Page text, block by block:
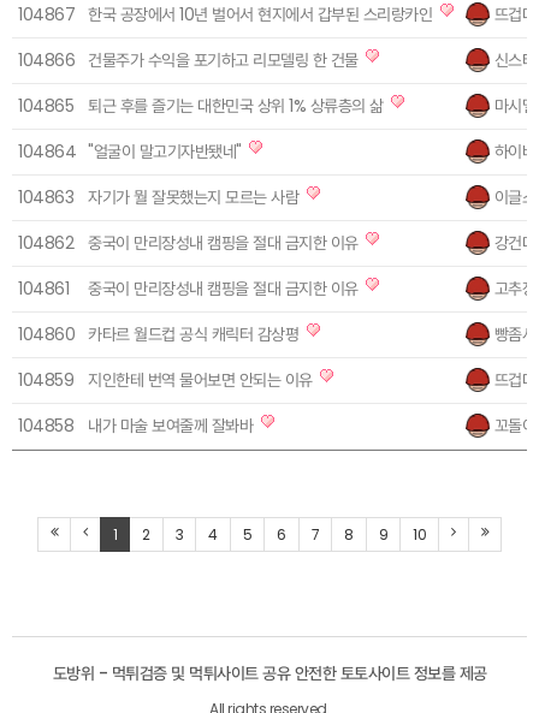
104867 한국 공장에서 10년 벌어서 현지에서 갑부된 스리랑카인
뜨겁다
104866 건물주가 수익을 포기하고 리모델링 한 건물
신스타
104865 퇴근 후를 즐기는 대한민국 상위 1% 상류층의 삶
마시멜
104864 "얼굴이 말고기자반됐네"
하이바
104863 자기가 뭘 잘못했는지 모르는 사람
이글스
104862 중국이 만리장성내 캠핑을 절대 금지한 이유
강건마
104861
중국이 만리장성내 캠핑을 절대 금지한 이유
고추
104860 카타르 월드컵 공식 캐릭터 감상평
빵좀
104859
지인한테 번역 물어보면 안되는 이유
뜨겁다
104858
내가 마술 보여줄께 잘봐바 꼬돌이
1 2 3 4 5 6 7 8 9 10
도방위 - 먹튀검증 및 먹튀사이트 공유 안전한 토토사이트 정보를 제공
All rights reserved.